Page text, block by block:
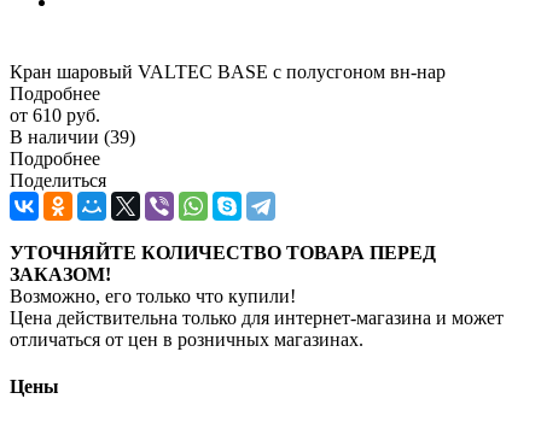
Кран шаровый VALTEC BASE с полусгоном вн-нар
Подробнее
от 610 руб.
В наличии (39)
Подробнее
Поделиться
УТОЧНЯЙТЕ КОЛИЧЕСТВО ТОВАРА ПЕРЕД
ЗАКАЗОМ!
Возможно, его только что купили!
Цена действительна только для интернет-магазина и может
отличаться от цен в розничных магазинах.
Цены